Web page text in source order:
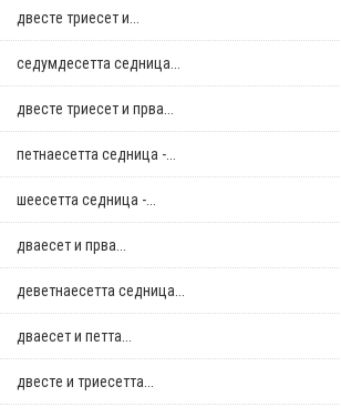
двестe триесет и...
седумдесетта седница...
двестe триесет и прва...
петнаесетта седница -...
шеесетта седница -...
дваесет и прва...
деветнаесетта седница...
дваесет и петта...
двестe и триесетта...